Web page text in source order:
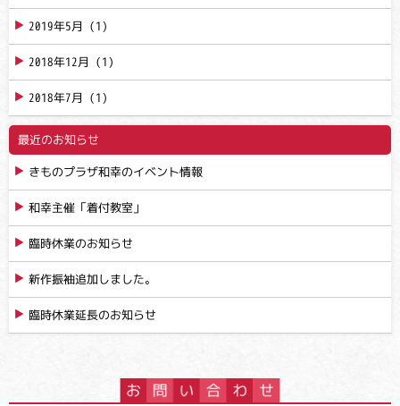
2019年5月 (1)
2018年12月 (1)
2018年7月 (1)
最近のお知らせ
きものプラザ和幸のイベント情報
和幸主催「着付教室」
臨時休業のお知らせ
新作振袖追加しました。
臨時休業延長のお知らせ